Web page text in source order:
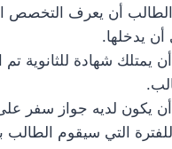
أن يعرف التخصص
يدخلها.
يمتلك شهادة للثانوية
يكون لديه جواز سفر
التي سيقوم الطالب